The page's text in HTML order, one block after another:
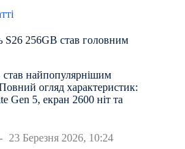
S26 256GB став головним
найпопулярнішим
огляд характеристик:
Gen 5, екран 2600 ніт та
23 Березня 2026, 10:24